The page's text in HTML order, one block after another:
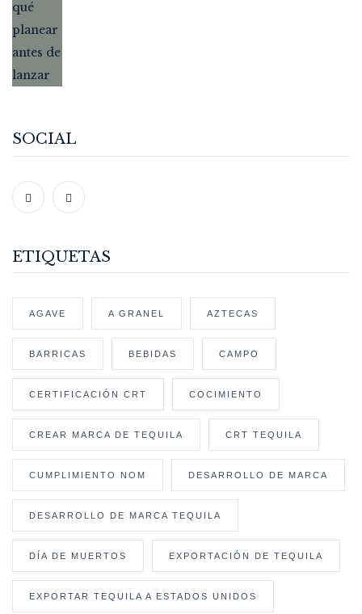
SOCIAL
ETIQUETAS
AGAVE A GRANEL AZTECAS
BARRICAS BEBIDAS CAMPO
CERTIFICACIÓN CRT COCIMIENTO
CREAR MARCA DE TEQUILA CRT TEQUILA
CUMPLIMIENTO NOM DESARROLLO DE MARCA
DESARROLLO DE MARCA TEQUILA
DÍA DE MUERTOS EXPORTACIÓN DE TEQUILA
EXPORTAR TEQUILA A ESTADOS UNIDOS